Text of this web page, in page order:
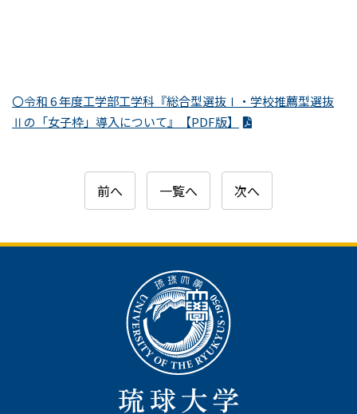
〇令和 6 年度工学部工学科『総合型選抜Ⅰ・学校推薦型選抜
Ⅱの「女子枠」導入について』【PDF版】
前へ 一覧へ 次へ